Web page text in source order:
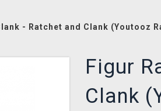
- Ratchet and Clank (Youtooz
Figur
Clank